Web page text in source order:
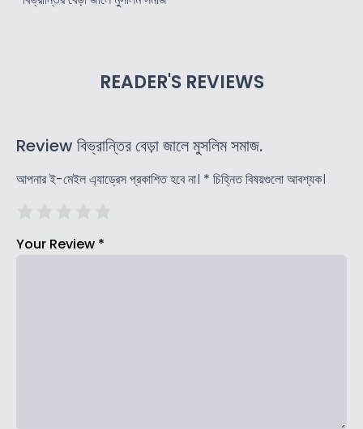
READER'S REVIEWS
Review বিভ্রান্তির বেড়া জালে মুসলিম সমাজ.
আপনার ই-মেইল এ্যাড্রেস প্রকাশিত হবে না। * চিহ্নিত বিষয়গুলো আবশ্যক।
Your Review *